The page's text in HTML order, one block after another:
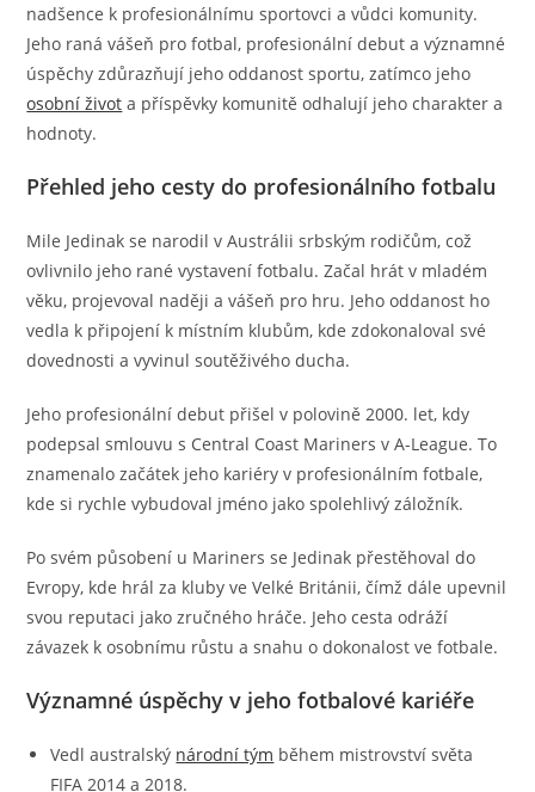
nadšence k profesionálnímu sportovci a vůdci komunity.
Jeho raná vášeň pro fotbal, profesionální debut a významné
úspěchy zdůrazňují jeho oddanost sportu, zatímco jeho
osobní život a příspěvky komunitě odhalují jeho charakter a
hodnoty.
Přehled jeho cesty do profesionálního fotbalu
Mile Jedinak se narodil v Austrálii srbským rodičům, což
ovlivnilo jeho rané vystavení fotbalu. Začal hrát v mladém
věku, projevoval naději a vášeň pro hru. Jeho oddanost ho
vedla k připojení k místním klubům, kde zdokonaloval své
dovednosti a vyvinul soutěživého ducha.
Jeho profesionální debut přišel v polovině 2000. let, kdy
podepsal smlouvu s Central Coast Mariners v A-League. To
znamenalo začátek jeho kariéry v profesionálním fotbale,
kde si rychle vybudoval jméno jako spolehlivý záložník.
Po svém působení u Mariners se Jedinak přestěhoval do
Evropy, kde hrál za kluby ve Velké Británii, čímž dále upevnil
svou reputaci jako zručného hráče. Jeho cesta odráží
závazek k osobnímu růstu a snahu o dokonalost ve fotbale.
Významné úspěchy v jeho fotbalové kariéře
Vedl australský národní tým během mistrovství světa
FIFA 2014 a 2018.